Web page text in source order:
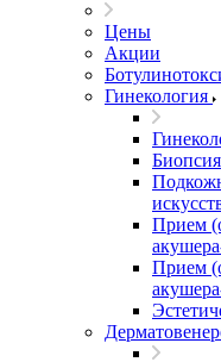
Цены
Акции
Гинекология
Биопсия
Прием
Прием